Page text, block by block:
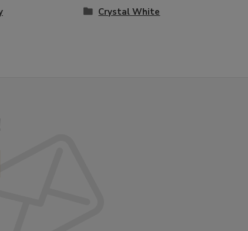
Crystal White